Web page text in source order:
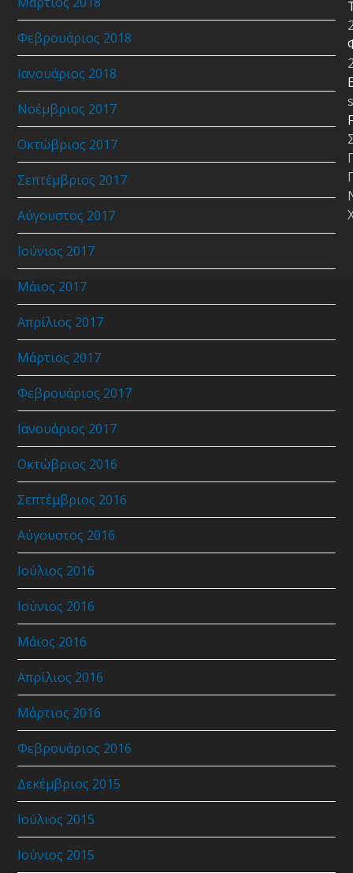
Φεβρουάριος 2018
Ιανουάριος 2018
Νοέμβριος 2017
Οκτώβριος 2017
Σεπτέμβριος 2017
Αύγουστος 2017
Ιούνιος 2017
Μάιος 2017
Απρίλιος 2017
Μάρτιος 2017
Φεβρουάριος 2017
Ιανουάριος 2017
Οκτώβριος 2016
Σεπτέμβριος 2016
Αύγουστος 2016
Ιούλιος 2016
Ιούνιος 2016
Μάιος 2016
Απρίλιος 2016
Μάρτιος 2016
Φεβρουάριος 2016
Δεκέμβριος 2015
Ιούλιος 2015
Ιούνιος 2015